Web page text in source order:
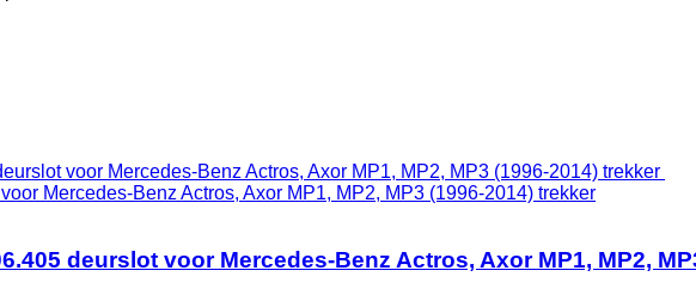
Mercedes-Benz Actros, Axor MP1, MP2, MP3 (1996-2014) trekker
deurslot voor Mercedes-Benz Actros, Axor MP1, MP2,